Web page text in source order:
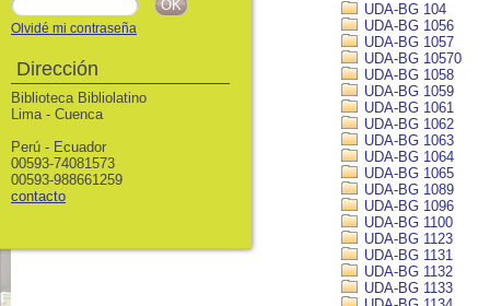
UDA-BG 104
UDA-BG 1056
UDA-BG 1057
UDA-BG 10570
UDA-BG 1058
UDA-BG 1059
UDA-BG 1061
UDA-BG 1062
UDA-BG 1063
UDA-BG 1064
UDA-BG 1065
UDA-BG 1089
UDA-BG 1096
UDA-BG 1100
UDA-BG 1123
UDA-BG 1131
UDA-BG 1132
UDA-BG 1133
Olvidé mi contraseña
Dirección
Biblioteca Bibliolatino
Lima - Cuenca
Perú - Ecuador
00593-74081573
00593-988661259
contacto